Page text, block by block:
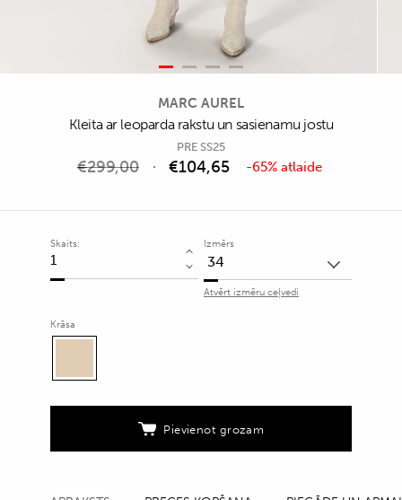
MARC AUREL
Kleita ar leoparda rakstu un sasienamu jostu
PRE SS25
€299,00 €104,65 -65% atlaide
Skaits:
Kleita
ar
rakstu
Izmērs
Atvērt izmēru ceļvedi
Krāsa
Pievienot grozam